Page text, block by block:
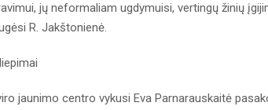
jų neformaliam ugdymuisi, vertingų žinių
R. Jakštonienė.
jaunimo centro vykusi Eva Parnarauskaitė